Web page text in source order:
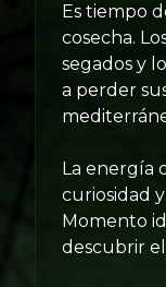
Es tiempo
cosecha.
segados y
a perder
La energía
curiosidad
Momento
descubrir el